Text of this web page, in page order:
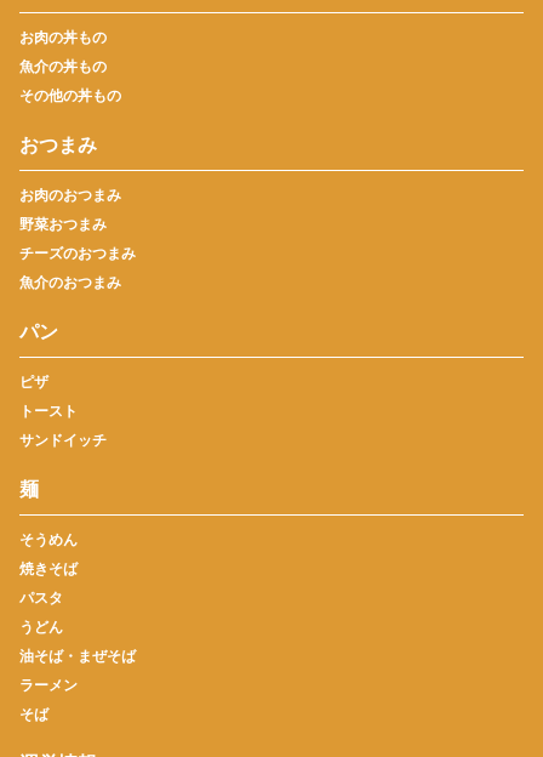
お肉の丼もの
魚介の丼もの
その他の丼もの
おつまみ
お肉のおつまみ
野菜おつまみ
チーズのおつまみ
魚介のおつまみ
パン
ピザ
トースト
サンドイッチ
麺
そうめん
焼きそば
パスタ
うどん
油そば・まぜそば
ラーメン
そば